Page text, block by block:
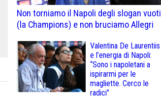
Non torniamo il Napoli degli slogan vuoti
(la Champions) e non bruciamo Allegri
Valentina De Laurentiis
e l’energia di Napoli:
“Sono i napoletani a
ispirarmi per le
magliette. Cerco le
radici”